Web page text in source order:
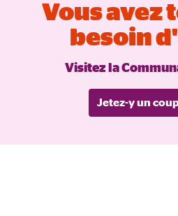
Vous avez
besoin
Visitez la
Jetez-y un